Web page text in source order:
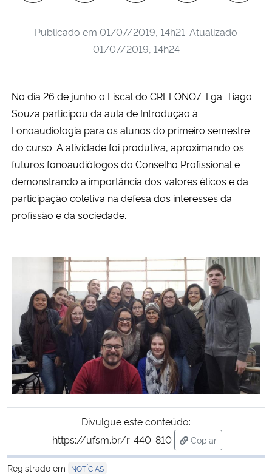
Ministério do Meio Ambiente
Ministério do Turismo
Ministério do Desenvolvimento Regional
Ministério da Mulher, da Família e dos Direitos Humanos
Secretaria-Geral
Secretaria de Governo
Gabinete de Segurança Institucional
Advocacia-Geral da União
Banco Central do Brasil
Planalto
Publicado em 01/07/2019, 14h21. Atualizado
01/07/2019, 14h24
No dia 26 de junho o Fiscal do CREFONO7 Fga. Tiago
Souza participou da aula de Introdução à
Fonoaudiologia para os alunos do primeiro semestre
do curso. A atividade foi produtiva, aproximando os
futuros fonoaudiólogos do Conselho Profissional e
demonstrando a importância dos valores éticos e da
participação coletiva na defesa dos interesses da
profissão e da sociedade.
Divulgue este conteúdo:
https://ufsm.br/r-440-810
Copiar
para área de
Registrado em
NOTÍCIAS